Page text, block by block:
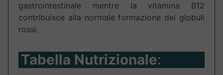
gastrointestinale mentre la vitamina B12
contribuisce alla normale formazione dei globuli
rossi.
Tabella Nutrizionale: